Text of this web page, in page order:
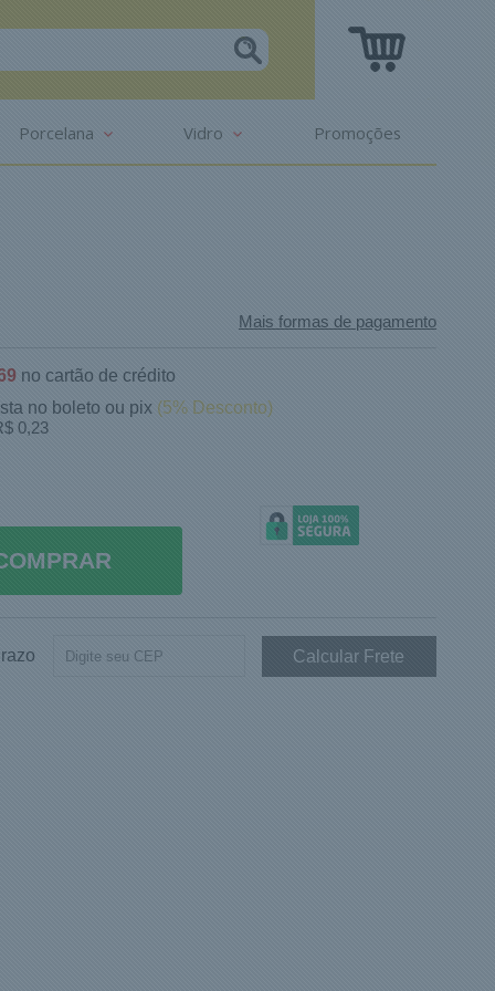
Porcelana Vidro Promoções
Mais formas de pagamento
no cartão de crédito
no boleto ou pix (5% Desconto)
0,23